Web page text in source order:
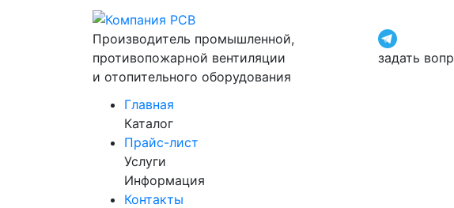
Производитель промышленной,
противопожарной вентиляции
и отопительного оборудования
задать
Главная
Каталог
Прайс-лист
Услуги
Информация
Контакты